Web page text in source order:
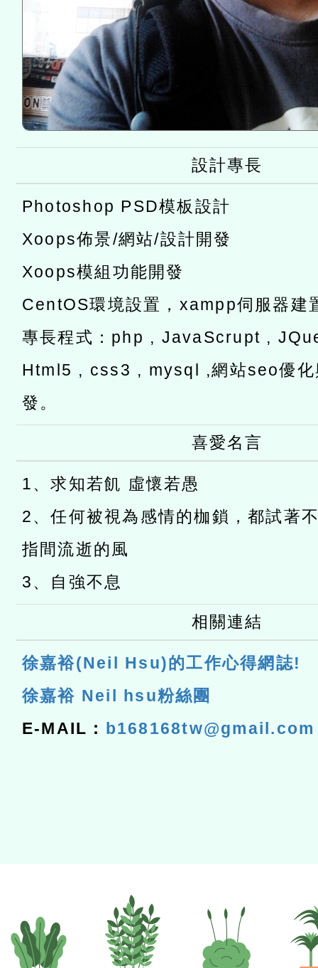
設計專長
Photoshop PSD模板設計
Xoops佈景/網站/設計開發
Xoops模組功能開發
CentOS環境設置，xampp伺服器建
專長程式：php , JavaScrupt ,
Html5 , css3 , mysql ,網站seo優化
發。
喜愛名言
1、求知若飢 虛懷若愚
2、任何被視為感情的枷鎖，都試著
指間流逝的風
3、自強不息
相關連結
徐嘉裕(Neil Hsu)的工作心得網誌!
徐嘉裕 Neil hsu粉絲團
E-MAIL： b168168tw@gmail.com